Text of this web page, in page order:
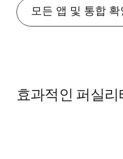
모든 앱 및 통합 확
효과적인 퍼실리